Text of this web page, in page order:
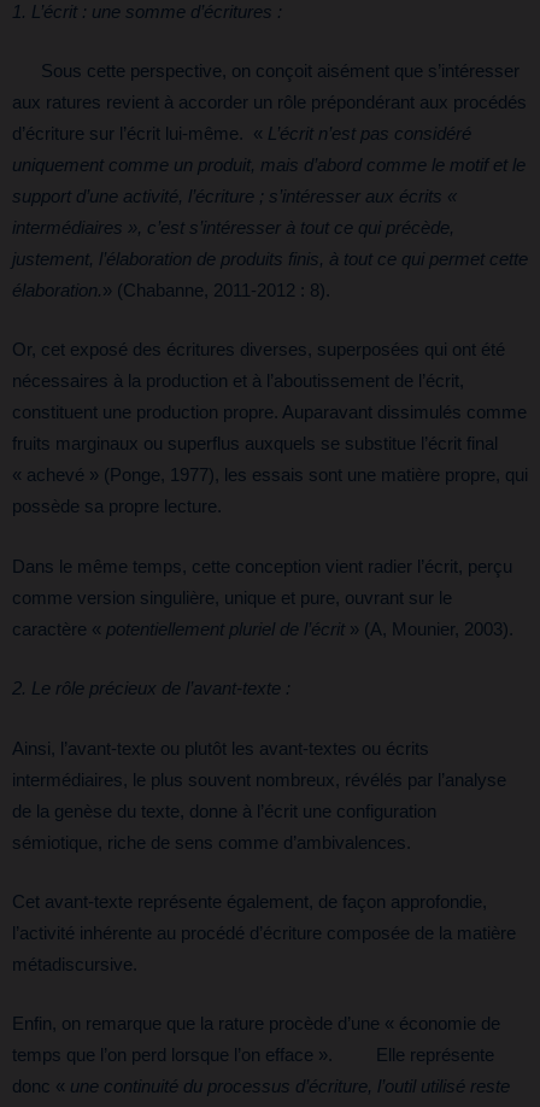
1. L’écrit : une somme d’écritures :
Sous cette perspective, on conçoit aisément que s’intéresser
aux ratures revient à accorder un rôle prépondérant aux procédés
d’écriture sur l’écrit lui-même. « L’écrit n’est pas considéré
uniquement comme un produit, mais d’abord comme le motif et le
support d’une activité, l’écriture ; s’intéresser aux écrits «
intermédiaires », c’est s’intéresser à tout ce qui précède,
justement, l’élaboration de produits finis, à tout ce qui permet cette
élaboration.» (Chabanne, 2011-2012 : 8).
Or, cet exposé des écritures diverses, superposées qui ont été
nécessaires à la production et à l’aboutissement de l’écrit,
constituent une production propre. Auparavant dissimulés comme
fruits marginaux ou superflus auxquels se substitue l’écrit final
« achevé » (Ponge, 1977), les essais sont une matière propre, qui
possède sa propre lecture.
Dans le même temps, cette conception vient radier l’écrit, perçu
comme version singulière, unique et pure, ouvrant sur le
caractère « potentiellement pluriel de l’écrit » (A, Mounier, 2003).
2. Le rôle précieux de l’avant-texte :
Ainsi, l’avant-texte ou plutôt les avant-textes ou écrits
intermédiaires, le plus souvent nombreux, révélés par l’analyse
de la genèse du texte, donne à l’écrit une configuration
sémiotique, riche de sens comme d’ambivalences.
Cet avant-texte représente également, de façon approfondie,
l’activité inhérente au procédé d’écriture composée de la matière
métadiscursive.
Enfin, on remarque que la rature procède d’une « économie de
temps que l’on perd lorsque l’on efface ». Elle représente
donc « une continuité du processus d’écriture, l’outil utilisé reste